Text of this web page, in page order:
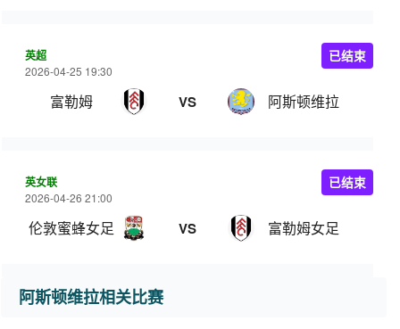
英超
2026-04-25 19:30
富勒姆 VS 阿斯顿维拉
已结束
英女联
2026-04-26 21:00
伦敦蜜蜂女足 VS 富勒姆女足
已结束
阿斯顿维拉相关比赛